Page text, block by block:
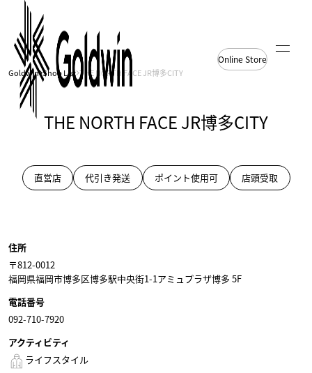
Online Store
Goldwin Shop List THE NORTH FACE JR博多CITY
THE NORTH FACE JR博多CITY
直営店 代引き発送 ポイント使用可 店頭受取
住所
〒812-0012
福岡県福岡市博多区博多駅中央街1-1アミュプラザ博多 5F
電話番号
092-710-7920
アクティビティ
ライフスタイル